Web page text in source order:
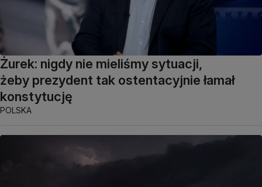
Żurek: nigdy nie mieliśmy sytuacji,
żeby prezydent tak ostentacyjnie łamał
konstytucję
POLSKA